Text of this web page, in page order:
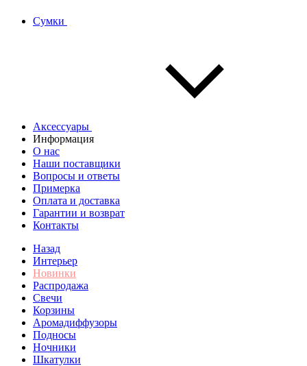
Сумки
Аксессуары
Информация
О нас
Наши поставщики
Вопросы и ответы
Примерка
Оплата и доставка
Гарантии и возврат
Контакты
Назад
Интерьер
Новинки
Распродажа
Свечи
Корзины
Аромадиффузоры
Подносы
Ночники
Шкатулки